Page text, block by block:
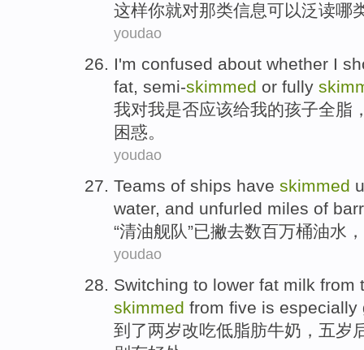
这样你就对那类信息可以泛读哪
youdao
I'm confused about whether I
fat, semi-skimmed or fully
我对我是否应该给我的孩子全脂
困惑。
youdao
Teams of ships have skimmed
water, and unfurled miles of
“清油舰队”已撇去数百万桶油水 ，
youdao
Switching to lower fat milk from
skimmed from five is especially
到了两岁改吃低脂肪牛奶 ， 五岁